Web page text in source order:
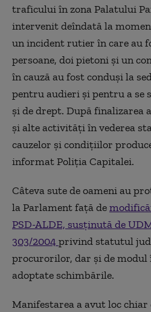
traficului în zona Palatului
intervenit deîndată la
un incident rutier în care au
persoane, doi pietoni şi un
în cauză au fost conduşi la
pentru audieri şi pentru a se
şi de drept. După finalizarea
şi alte activităţi în vederea
cauzelor şi condiţiilor
informat Poliţia Capitalei.
Câteva sute de oameni au
la Parlament față de
PSD-ALDE, susținută de
303/2004 privind statutul
procurorilor, dar și de modul
adoptate schimbările.
Manifestarea a avut loc chiar